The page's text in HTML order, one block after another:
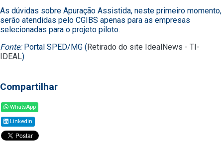
As dúvidas sobre Apuração Assistida, neste primeiro momento,
serão atendidas pelo CGIBS apenas para as empresas
selecionadas para o projeto piloto.
Fonte:Portal SPED/MG (Retirado do site IdealNews - TI-
IDEAL)
Compartilhar
WhatsApp
Linkedin